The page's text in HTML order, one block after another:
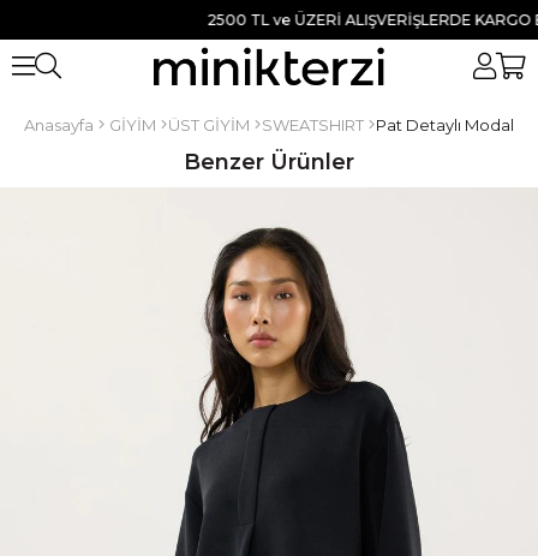
2500 TL ve ÜZERİ ALIŞVERİŞLERDE KARGO
Anasayfa GİYİM ÜST GİYİM SWEATSHIRT Pat Detaylı Modal
Benzer Ürünler